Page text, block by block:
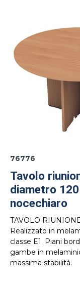
76776
Tavolo
diametro
nocechiaro
TAVOLO
Realizzato in
classe E1. Piani
gambe in
massima stabilità.